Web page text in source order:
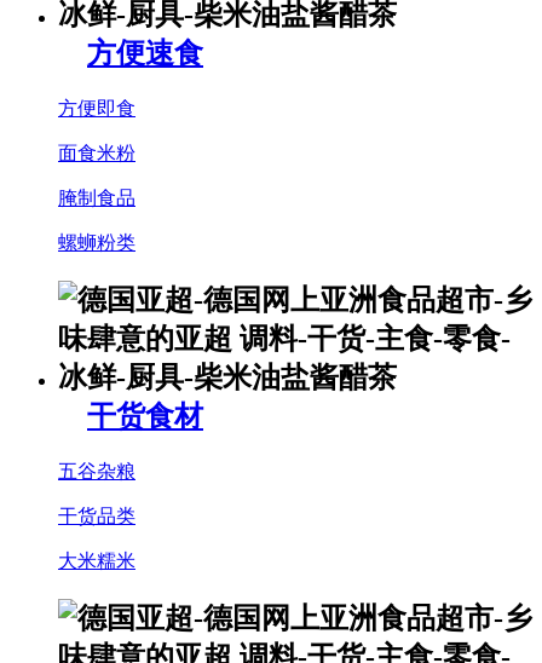
方便速食
方便即食
面食米粉
腌制食品
螺蛳粉类
干货食材
五谷杂粮
干货品类
大米糯米